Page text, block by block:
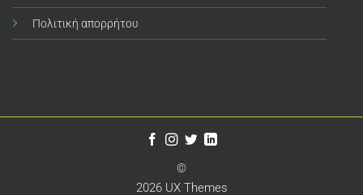
Πολιτική απορρήτου
©
2026 UX Themes